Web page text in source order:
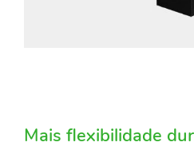
Mais flexibilidade